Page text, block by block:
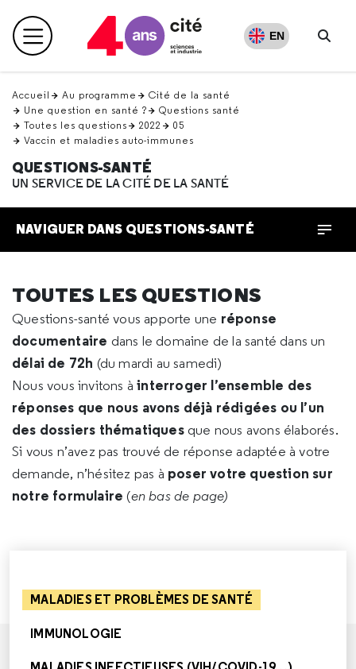
en
haut Menu principal EN
Accueil Au programme
Cité de la santé
Une question en santé ?
Questions santé
Toutes les questions
2022
05
Vaccin et maladies auto-immunes
QUESTIONS-SANTÉ
UN SERVICE DE LA CITÉ DE LA SANTÉ
NAVIGUER DANS QUESTIONS-SANTÉ
TOUTES LES QUESTIONS
Questions-santé vous apporte une réponse
documentaire dans le domaine de la santé dans un
délai de 72h (du mardi au samedi)
Nous vous invitons àinterroger l’ensemble des
réponses que nous avons déjà rédigées ou l’un
des dossiers thématiques que nous avons élaborés.
Si vous n’avez pas trouvé de réponse adaptée à votre
demande, n’hésitez pas à poser votre question sur
notre formulaire (en bas de page)
MALADIES ET PROBLÈMES DE SANTÉ
IMMUNOLOGIE